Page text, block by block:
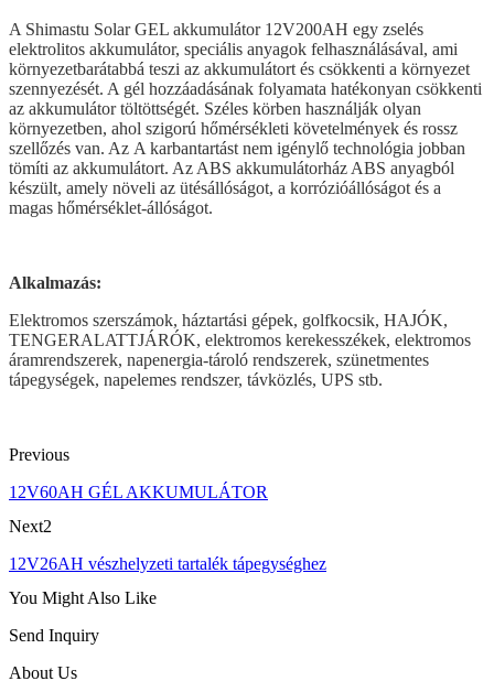
A Shimastu Solar GEL akkumulátor 12V200AH egy zselés
elektrolitos akkumulátor, speciális anyagok felhasználásával, ami
környezetbarátabbá teszi az akkumulátort és csökkenti a környezet
szennyezését. A gél hozzáadásának folyamata hatékonyan csökkenti
az akkumulátor töltöttségét. Széles körben használják olyan
környezetben, ahol szigorú hőmérsékleti követelmények és rossz
szellőzés van. Az A karbantartást nem igénylő technológia jobban
tömíti az akkumulátort. Az ABS akkumulátorház ABS anyagból
készült, amely növeli az ütésállóságot, a korrózióállóságot és a
magas hőmérséklet-állóságot.
Alkalmazás:
Elektromos szerszámok, háztartási gépek, golfkocsik, HAJÓK,
TENGERALATTJÁRÓK, elektromos kerekesszékek, elektromos
áramrendszerek, napenergia-tároló rendszerek, szünetmentes
tápegységek, napelemes rendszer, távközlés, UPS stb.
Previous
12V60AH GÉL AKKUMULÁTOR
Next2
12V26AH vészhelyzeti tartalék tápegységhez
You Might Also Like
Send Inquiry
About Us